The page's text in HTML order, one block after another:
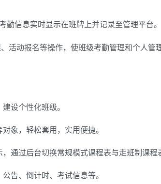
信息实时显示在班牌上并记录至管理平台。
动报名等操作，使班级考勤管理和个人管
设个性化班级。
象，轻松套用，实用便捷。
过后台切换常规模式课程表与走班制课程
告、倒计时、考试信息等。